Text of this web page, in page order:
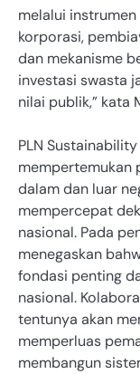
melalui
korporasi,
dan mekanisme
investasi swasta
nilai publik,” kata
PLN
mempertemukan
dalam dan luar
mempercepat
nasional. Pada
menegaskan
fondasi penting
nasional.
tentunya akan
memperluas
membangun